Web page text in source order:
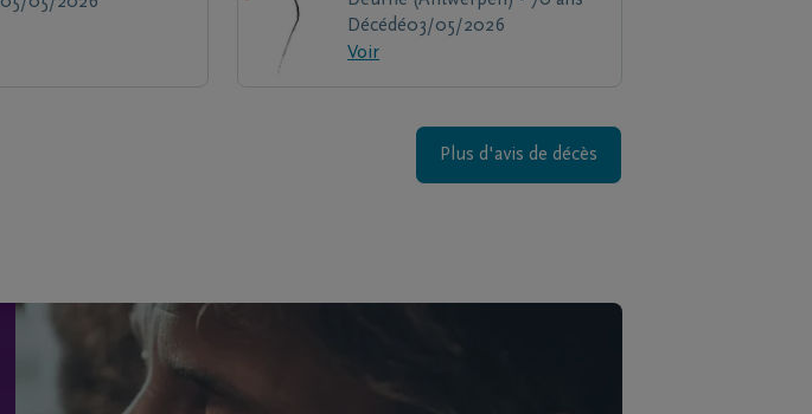
Décédé03/05/2026
Voir
Plus d'avis de décès